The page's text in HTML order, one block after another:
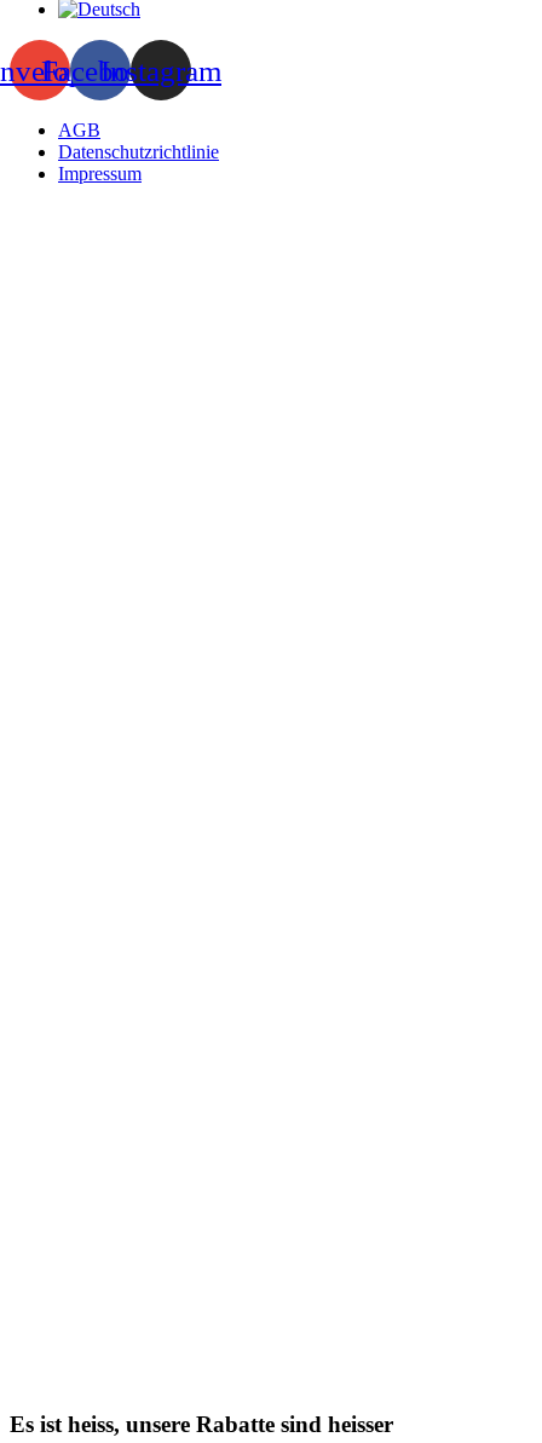
FacebookInstagram
AGB
Datenschutzrichtlinie
Impressum
Es ist heiss, unsere Rabatte sind heisser